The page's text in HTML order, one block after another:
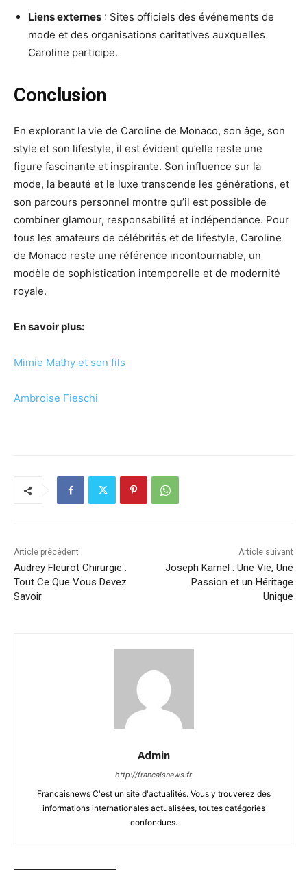
Liens externes : Sites officiels des événements de
mode et des organisations caritatives auxquelles
Caroline participe.
Conclusion
En explorant la vie de Caroline de Monaco, son âge, son
style et son lifestyle, il est évident qu’elle reste une
figure fascinante et inspirante. Son influence sur la
mode, la beauté et le luxe transcende les générations, et
son parcours personnel montre qu’il est possible de
combiner glamour, responsabilité et indépendance. Pour
tous les amateurs de célébrités et de lifestyle, Caroline
de Monaco reste une référence incontournable, un
modèle de sophistication intemporelle et de modernité
royale.
En savoir plus:
Mimie Mathy et son fils
Ambroise Fieschi
Article précédent
Audrey Fleurot Chirurgie :
Tout Ce Que Vous Devez
Savoir
Article suivant
Joseph Kamel : Une Vie, Une
Passion et un Héritage
Unique
Admin
http://francaisnews.fr
Francaisnews C'est un site d'actualités. Vous y trouverez des
informations internationales actualisées, toutes catégories
confondues.